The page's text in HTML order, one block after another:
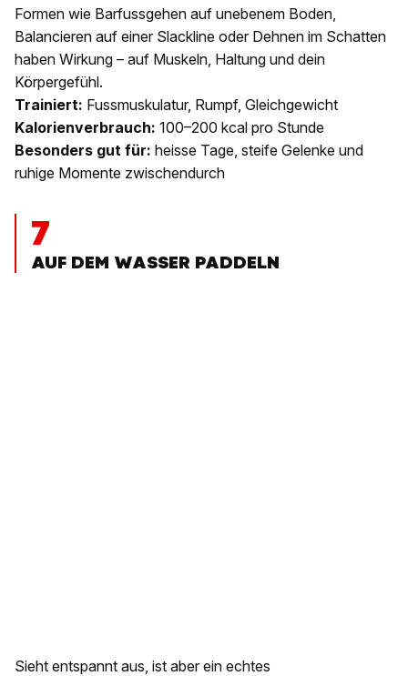
Formen wie Barfussgehen auf unebenem Boden,
Balancieren auf einer Slackline oder Dehnen im Schatten
haben Wirkung – auf Muskeln, Haltung und dein
Körpergefühl.
Trainiert: Fussmuskulatur, Rumpf, Gleichgewicht
Kalorienverbrauch: 100–200 kcal pro Stunde
Besonders gut für: heisse Tage, steife Gelenke und
ruhige Momente zwischendurch
7
AUF DEM WASSER PADDELN
Sieht entspannt aus, ist aber ein echtes